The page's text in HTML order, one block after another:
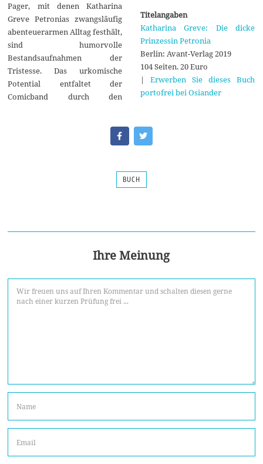
Pager, mit denen Katharina
Greve Petronias zwangsläufig
abenteuerarmen Alltag festhält,
sind humorvolle
Bestandsaufnahmen der
Tristesse. Das urkomische
Potential entfaltet der
Comicband durch den
Titelangaben
Katharina Greve: Die dicke
Prinzessin Petronia
Berlin: Avant-Verlag 2019
104 Seiten. 20 Euro
| Erwerben Sie dieses Buch
portofrei bei Osiander
BUCH
Ihre Meinung